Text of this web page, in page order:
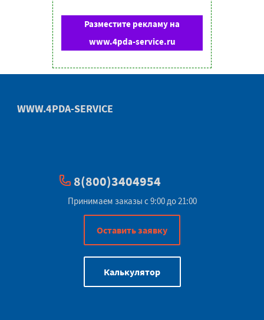
Разместите рекламу на
www.4pda-service.ru
WWW.4PDA-SERVICE
8(800)3404954
Принимаем заказы с 9:00 до 21:00
Оставить заявку
Калькулятор